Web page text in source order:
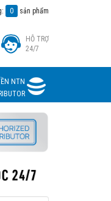
0 sản phẩm
HỖ TRỢ
24/7
NTN